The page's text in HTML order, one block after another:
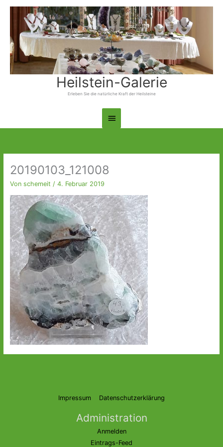
Zum
springen
Heilstein-Galerie
Erleben Sie die natürliche Kraft der Heilsteine
Hauptmenü
20190103_121008
Von schemeit / 4. Februar 2019
Impressum Datenschutzerklärung
Administration
Anmelden
Eintrags-Feed